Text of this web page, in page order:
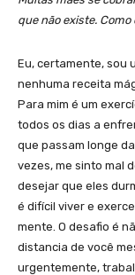
que não existe.
Eu, certamente, sou
nenhuma receita
Para mim é um
todos os dias a
que passam longe
vezes, me sinto mal
desejar que eles
é difícil viver e
mente. O desafio é
distancia de você
urgentemente,